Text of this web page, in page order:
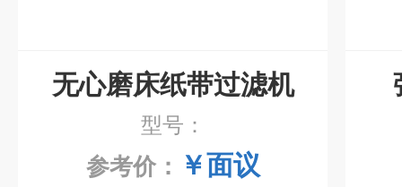
无心磨床纸带过滤机
型号：
参考价： ￥面议